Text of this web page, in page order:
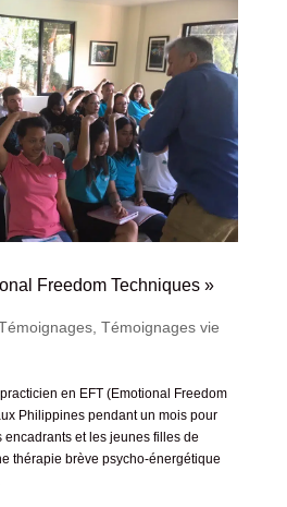
Freedom Techniques »
, Témoignages vie
en EFT (Emotional Freedom
Philippines pendant un mois pour
encadrants et les jeunes filles de
thérapie brève psycho-énergétique